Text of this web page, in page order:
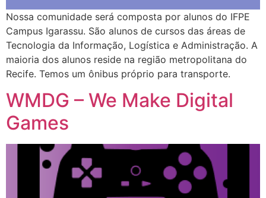
Nossa comunidade será composta por alunos do IFPE
Campus Igarassu. São alunos de cursos das áreas de
Tecnologia da Informação, Logística e Administração. A
maioria dos alunos reside na região metropolitana do
Recife. Temos um ônibus próprio para transporte.
WMDG – We Make Digital
Games